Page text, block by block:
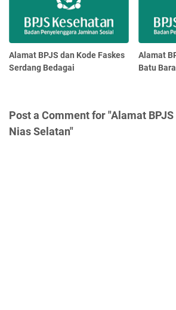
Alamat BPJS dan Kode Faskes
Serdang Bedagai
Alamat
Batu Bara
Post a Comment for "Alamat
Nias Selatan"